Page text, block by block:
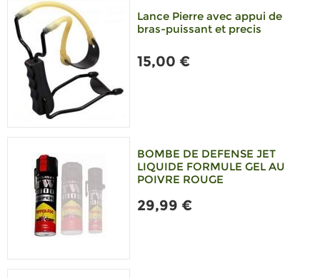
Lance Pierre avec appui de
bras-puissant et precis
15,00 €
BOMBE DE DEFENSE JET
LIQUIDE FORMULE GEL AU
POIVRE ROUGE
29,99 €